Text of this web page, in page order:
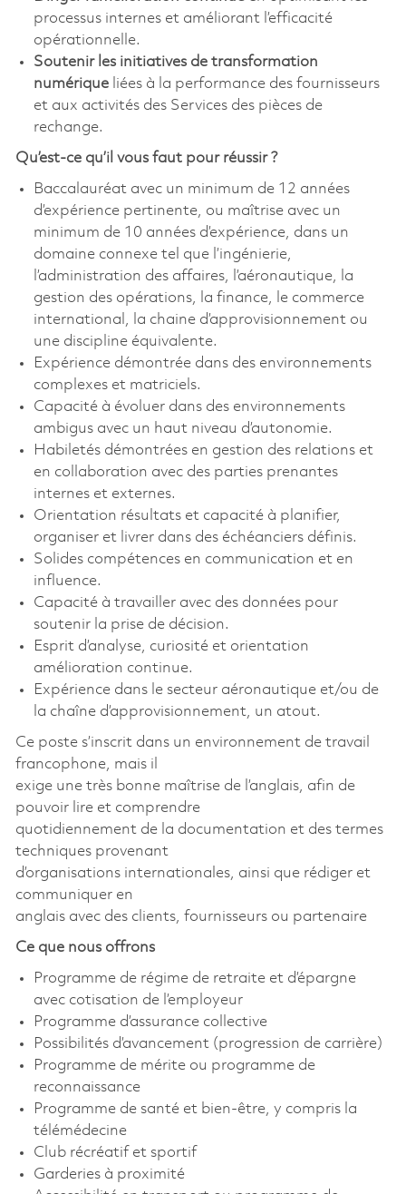
processus internes et améliorant l’efficacité
opérationnelle.
Soutenir les initiatives de transformation
numériqueliées à la performance des fournisseurs
et aux activités des Services des pièces de
rechange.
Qu’est-ce qu’il vous faut pour réussir ?
Baccalauréat avec un minimum de 12 années
d’expérience pertinente, ou maîtrise avec un
minimum de 10 années d’expérience, dans un
domaine connexe tel que l’ingénierie,
l’administration des affaires, l’aéronautique, la
gestion des opérations, la finance, le commerce
international, la chaine d’approvisionnement ou
une discipline équivalente.
Expérience démontrée dans des environnements
complexes et matriciels.
Capacité à évoluer dans des environnements
ambigus avec un haut niveau d’autonomie.
Habiletés démontrées en gestion des relations et
en collaboration avec des parties prenantes
internes et externes.
Orientation résultats et capacité à planifier,
organiser et livrer dans des échéanciers définis.
Solides compétences en communication et en
influence.
Capacité à travailler avec des données pour
soutenir la prise de décision.
Esprit d’analyse, curiosité et orientation
amélioration continue.
Expérience dans le secteur aéronautique et/ou de
la chaîne d’approvisionnement, un atout.
Ce poste s’inscrit dans un environnement de travail
francophone, mais il
exige une très bonne maîtrise de l’anglais, afin de
pouvoir lire et comprendre
quotidiennement de la documentation et des termes
techniques provenant
d’organisations internationales, ainsi que rédiger et
communiquer en
anglais avec des clients, fournisseurs ou partenaire
Ce que nous offrons
Programme de régime de retraite et d’épargne
avec cotisation de l’employeur
Programme d’assurance collective
Possibilités d’avancement (progression de carrière)
Programme de mérite ou programme de
reconnaissance
Programme de santé et bien-être, y compris la
télémédecine
Club récréatif et sportif
Garderies à proximité